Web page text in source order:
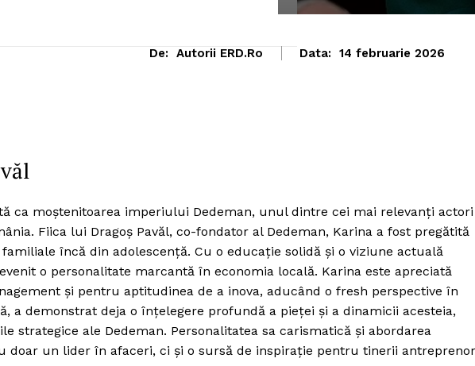
De: Autorii ERD.ro Data: 14 februarie 2026
ca moștenitoarea imperiului Dedeman, unul dintre cei mai relevanți actori
Fiica lui Dragoș Pavăl, co-fondator al Dedeman, Karina a fost pregătită
încă din adolescență. Cu o educație solidă și o viziune actuală
o personalitate marcantă în economia locală. Karina este apreciată
și pentru aptitudinea de a inova, aducând o fresh perspective în
a demonstrat deja o înțelegere profundă a pieței și a dinamicii acesteia,
strategice ale Dedeman. Personalitatea sa carismatică și abordarea
doar un lider în afaceri, ci și o sursă de inspirație pentru tinerii